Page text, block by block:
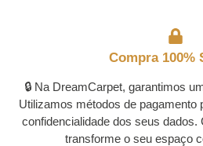
Compra 100%
🔒 Na DreamCarpet, garantimos
Utilizamos métodos de pagamento
confidencialidade dos seus
transforme o seu espaço